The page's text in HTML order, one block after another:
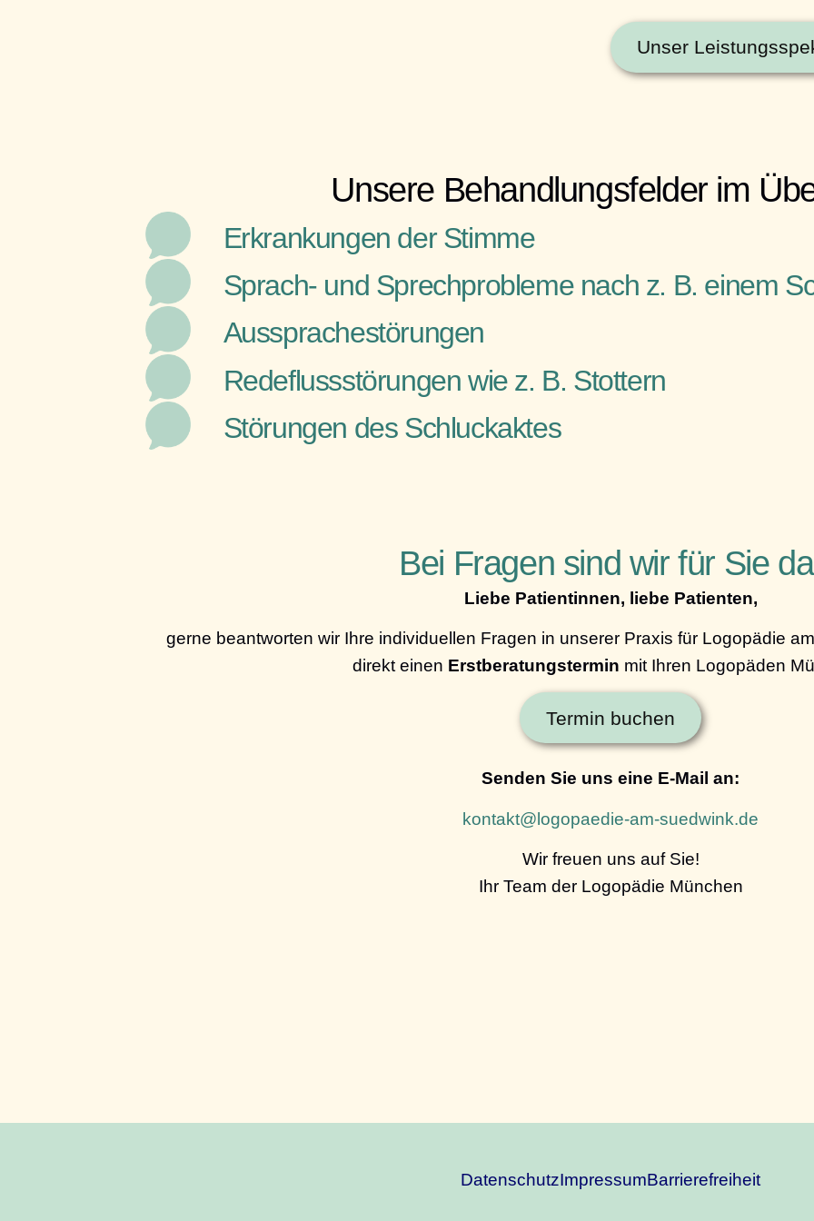
Unser
Unsere Behandlungsfelder im
Erkrankungen der Stimme
Sprach- und Sprechprobleme nach z. B. einem
Aussprachestörungen
Redeflussstörungen wie z. B. Stottern
Störungen des Schluckaktes
Bei Fragen sind wir für Sie
Liebe Patientinnen, liebe Patienten,
gerne beantworten wir Ihre individuellen Fragen in unserer Praxis für Logopädie
direkt einen Erstberatungstermin mit Ihren Logopäden
Termin buchen
Senden Sie uns eine E-Mail an:
kontakt@logopaedie-am-suedwink.de
Wir freuen uns auf Sie!
Ihr Team der Logopädie München
DatenschutzImpressumBarrierefreiheit